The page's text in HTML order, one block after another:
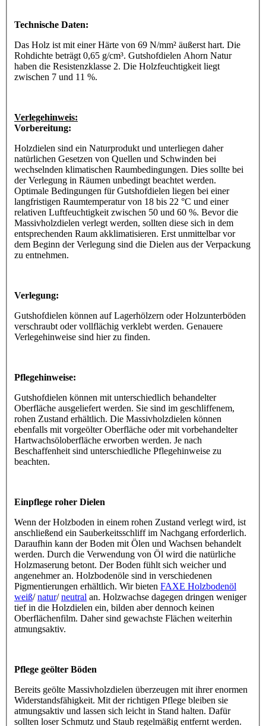
Technische Daten:
Das Holz ist mit einer Härte von 69 N/mm² äußerst hart. Die
Rohdichte beträgt 0,65 g/cm³. Gutshofdielen Ahorn Natur
haben die Resistenzklasse 2. Die Holzfeuchtigkeit liegt
zwischen 7 und 11 %.
Verlegehinweis:
Vorbereitung:
Holzdielen sind ein Naturprodukt und unterliegen daher
natürlichen Gesetzen von Quellen und Schwinden bei
wechselnden klimatischen Raumbedingungen. Dies sollte bei
der Verlegung in Räumen unbedingt beachtet werden.
Optimale Bedingungen für Gutshofdielen liegen bei einer
langfristigen Raumtemperatur von 18 bis 22 °C und einer
relativen Luftfeuchtigkeit zwischen 50 und 60 %. Bevor die
Massivholzdielen verlegt werden, sollten diese sich in dem
entsprechenden Raum akklimatisieren. Erst unmittelbar vor
dem Beginn der Verlegung sind die Dielen aus der Verpackung
zu entnehmen.
Verlegung:
Gutshofdielen können auf Lagerhölzern oder Holzunterböden
verschraubt oder vollflächig verklebt werden. Genauere
Verlegehinweise sind hier zu finden.
Pflegehinweise:
Gutshofdielen können mit unterschiedlich behandelter
Oberfläche ausgeliefert werden. Sie sind im geschliffenem,
rohen Zustand erhältlich. Die Massivholzdielen können
ebenfalls mit vorgeölter Oberfläche oder mit vorbehandelter
Hartwachsöloberfläche erworben werden. Je nach
Beschaffenheit sind unterschiedliche Pflegehinweise zu
beachten.
Einpflege roher Dielen
Wenn der Holzboden in einem rohen Zustand verlegt wird, ist
anschließend ein Sauberkeitsschliff im Nachgang erforderlich.
Daraufhin kann der Boden mit Ölen und Wachsen behandelt
werden. Durch die Verwendung von Öl wird die natürliche
Holzmaserung betont. Der Boden fühlt sich weicher und
angenehmer an. Holzbodenöle sind in verschiedenen
Pigmentierungen erhältlich. Wir bieten FAXE Holzbodenöl
weiß/natur/neutral an. Holzwachse dagegen dringen weniger
tief in die Holzdielen ein, bilden aber dennoch keinen
Oberflächenfilm. Daher sind gewachste Flächen weiterhin
atmungsaktiv.
Pflege geölter Böden
Bereits geölte Massivholzdielen überzeugen mit ihrer enormen
Widerstandsfähigkeit. Mit der richtigen Pflege bleiben sie
atmungsaktiv und lassen sich leicht in Stand halten. Dafür
sollten loser Schmutz und Staub regelmäßig entfernt werden.